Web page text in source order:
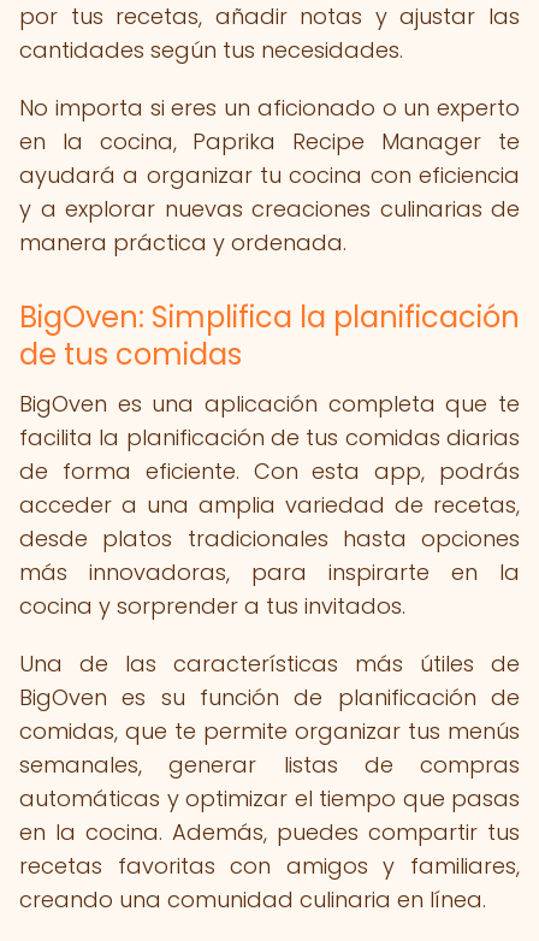
por tus recetas, añadir notas y ajustar las
cantidades según tus necesidades.
No importa si eres un aficionado o un experto
en la cocina, Paprika Recipe Manager te
ayudará a organizar tu cocina con eficiencia
y a explorar nuevas creaciones culinarias de
manera práctica y ordenada.
BigOven: Simplifica la planificación
de tus comidas
BigOven es una aplicación completa que te
facilita la planificación de tus comidas diarias
de forma eficiente. Con esta app, podrás
acceder a una amplia variedad de recetas,
desde platos tradicionales hasta opciones
más innovadoras, para inspirarte en la
cocina y sorprender a tus invitados.
Una de las características más útiles de
BigOven es su función de planificación de
comidas, que te permite organizar tus menús
semanales, generar listas de compras
automáticas y optimizar el tiempo que pasas
en la cocina. Además, puedes compartir tus
recetas favoritas con amigos y familiares,
creando una comunidad culinaria en línea.